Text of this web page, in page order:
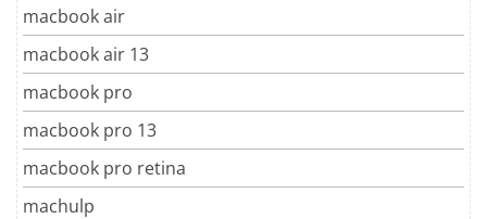
macbook air
macbook air 13
macbook pro
macbook pro 13
macbook pro retina
machulp